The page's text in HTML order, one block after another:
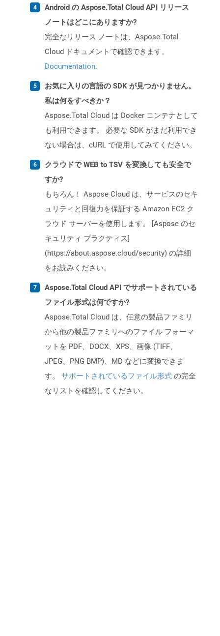
Android の Aspose.Total Cloud API リリース
ノートはどこにありますか?
完全なリリース ノートは、Aspose.Total
Cloud ドキュメントで確認できます。
Documentation.
お気に入りの言語の SDK が見つかりません。
私は何をすべきか？
Aspose.Total Cloud は Docker コンテナとして
も利用できます。 必要な SDK がまだ利用でき
ない場合は、cURL で使用してみてください。
クラウドで WEB to TSV を変換しても安全で
すか?
もちろん！ Aspose Cloud は、サービスのセキ
ュリティと回復力を保証する Amazon EC2 ク
ラウド サーバーを使用します。 [Aspose のセ
キュリティ プラクティス]
(https://about.aspose.cloud/security) の詳細
をお読みください。
Aspose.Total Cloud API でサポートされている
ファイル形式は何ですか?
Aspose.Total Cloud は、任意の製品ファミリ
から他の製品ファミリへのファイル フォーマ
ットを PDF、DOCX、XPS、画像 (TIFF、
JPEG、PNG BMP)、MD などに変換できま
す。 サポートされているファイル形式 の完全
なリストを確認してください。